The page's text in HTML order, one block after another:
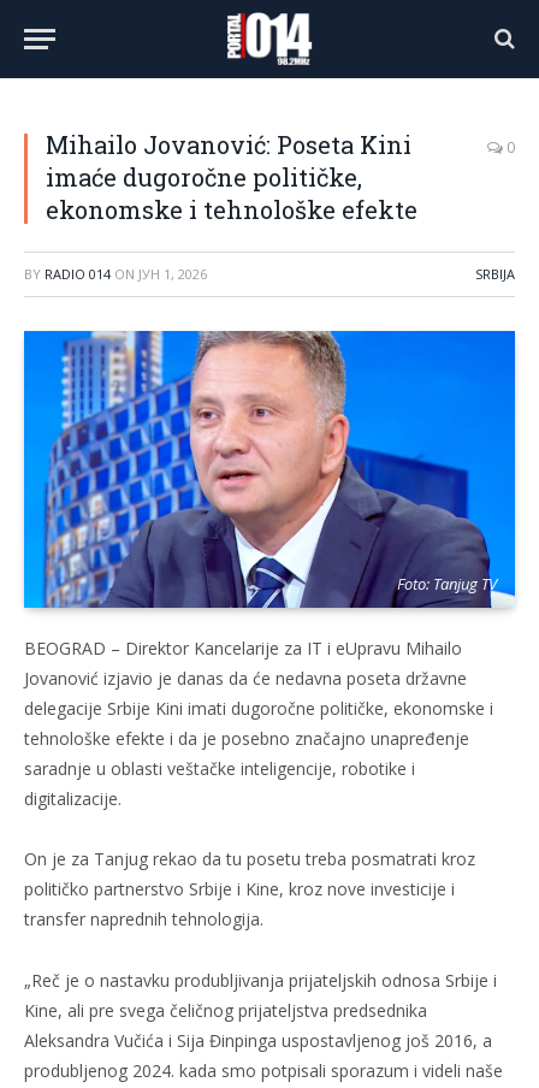
Mihailo Jovanović: Poseta Kini
imaće dugoročne političke,
ekonomske i tehnološke efekte
0
BY RADIO 014 ON ЈУН 1, 2026 SRBIJA
Foto: Tanjug TV
BEOGRAD – Direktor Kancelarije za IT i eUpravu Mihailo
Jovanović izjavio je danas da će nedavna poseta državne
delegacije Srbije Kini imati dugoročne političke, ekonomske i
tehnološke efekte i da je posebno značajno unapređenje
saradnje u oblasti veštačke inteligencije, robotike i
digitalizacije.
On je za Tanjug rekao da tu posetu treba posmatrati kroz
političko partnerstvo Srbije i Kine, kroz nove investicije i
transfer naprednih tehnologija.
„Reč je o nastavku produbljivanja prijateljskih odnosa Srbije i
Kine, ali pre svega čeličnog prijateljstva predsednika
Aleksandra Vučića i Sija Đinpinga uspostavljenog još 2016, a
produbljenog 2024. kada smo potpisali sporazum i videli naše